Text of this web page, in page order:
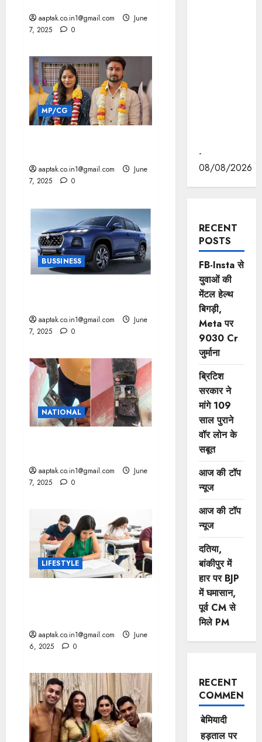
aaptak.co.in1@gmail.com
June
7, 2025
0
MP/CG
aaptak.co.in1@gmail.com
June
7, 2025
0
BUSSINESS
aaptak.co.in1@gmail.com
June
7, 2025
0
NATIONAL
aaptak.co.in1@gmail.com
June
7, 2025
0
LIFESTYLE
aaptak.co.in1@gmail.com
June
6, 2025
0
-
08/08/2026
RECENT
POSTS
FB-Insta से
युवाओं की
मेंटल हेल्थ
बिगड़ी,
Meta पर
9030 Cr
जुर्माना
ब्रिटिश
सरकार ने
मांगे 109
साल पुराने
वॉर लोन के
सबूत
आज की टॉप
न्यूज
आज की टॉप
न्यूज
दतिया,
बांकीपुर में
हार पर BJP
में घमासान,
पूर्व CM से
मिले PM
RECENT
COMMENTS
बेमियादी
हड़ताल पर